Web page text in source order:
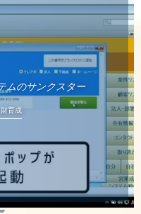
ムのサンクスター
財育成